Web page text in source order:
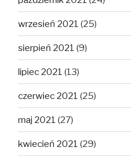
wrzesień 2021 (25)
sierpień 2021 (9)
lipiec 2021 (13)
czerwiec 2021 (25)
maj 2021 (27)
kwiecień 2021 (29)